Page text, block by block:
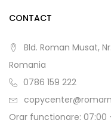
CONTACT
Bld. Roman Musat,
Romania
0786 159 222
Orar functionare: 07:00